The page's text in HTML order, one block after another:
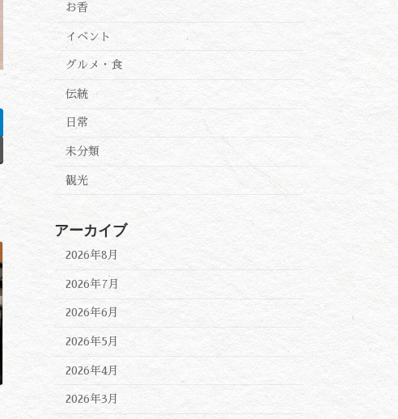
お香
イベント
グルメ・食
伝統
日常
未分類
観光
アーカイブ
2026年8月
2026年7月
2026年6月
2026年5月
2026年4月
2026年3月